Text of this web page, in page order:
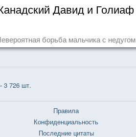
Давид и Голиаф
борьба мальчика с недугом
3 726 шт.
Правила
Конфиденциальность
Последние цитаты